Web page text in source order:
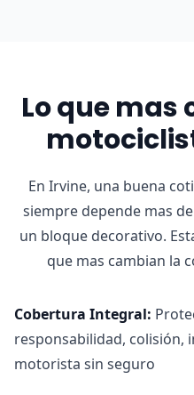
Lo que mas
En Irvine, una buena
siempre depende mas
un bloque decorativo.
que mas cambian la
Cobertura Integral:
responsabilidad, colisión,
motorista sin seguro